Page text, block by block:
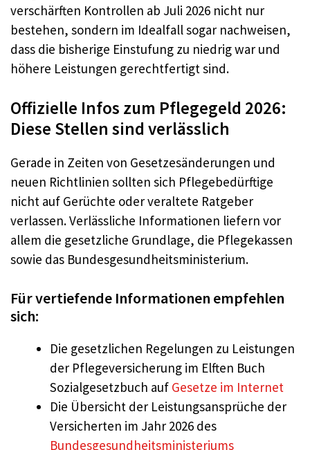
verschärften Kontrollen ab Juli 2026 nicht nur
bestehen, sondern im Idealfall sogar nachweisen,
dass die bisherige Einstufung zu niedrig war und
höhere Leistungen gerechtfertigt sind.
Offizielle Infos zum Pflegegeld 2026:
Diese Stellen sind verlässlich
Gerade in Zeiten von Gesetzesänderungen und
neuen Richtlinien sollten sich Pflegebedürftige
nicht auf Gerüchte oder veraltete Ratgeber
verlassen. Verlässliche Informationen liefern vor
allem die gesetzliche Grundlage, die Pflegekassen
sowie das Bundesgesundheitsministerium.
Für vertiefende Informationen empfehlen
sich:
Die gesetzlichen Regelungen zu Leistungen
der Pflegeversicherung im Elften Buch
Sozialgesetzbuch auf Gesetze im Internet
Die Übersicht der Leistungsansprüche der
Versicherten im Jahr 2026 des
Bundesgesundheitsministeriums